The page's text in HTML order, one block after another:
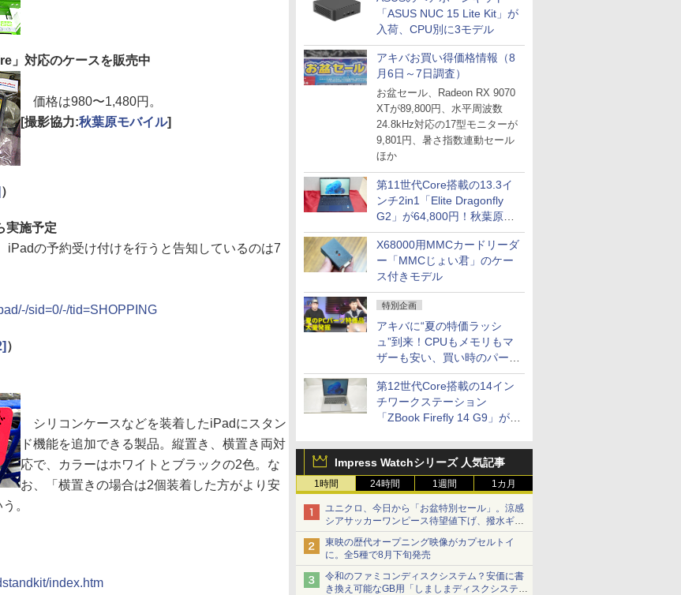
「ASUS NUC 15 Lite Kit」が
入荷、CPU別に3モデル
アキバお買い得価格情報（8
月6日～7日調査）
お盆セール、Radeon RX 9070
XTが89,800円、水平周波数
24.8kHz対応の17型モニターが
9,801円、暑さ指数連動セール
ほか
第11世代Core搭載の13.3イ
ンチ2in1「Elite Dragonfly
G2」が64,800円！秋葉原で
中古PCセール
X68000用MMCカードリーダ
ー「MMCじょい君」のケー
ス付きモデル
特別企画
アキバに“夏の特価ラッシ
ュ”到来！CPUもメモリもマ
ザーも安い、買い時のパーツ
は？【8月7日(金)22時配信】
第12世代Core搭載の14イン
チワークステーション
「ZBook Firefly 14 G9」が
セール
Impress Watchシリーズ 人気記事
1時間 24時間 1週間 1カ月
ユニクロ、今日から「お盆特別セール」。涼感
シアサッカーワンピース待望値下げ、撥水ギア
ショーツは1990円に
東映の歴代オープニング映像がカプセルトイ
に。全5種で8月下旬発売
令和のファミコンディスクシステム？安価に書
き換え可能なGB用「しましまディスクシステ
」対応のケースを販売中
価格は980〜1,480円。
[撮影協力:秋葉原モバイル]
）
実施予定
の予約受け付けを行うと告知しているのは7
sid=0/-/tid=SHOPPING
）
シリコンケースなどを装着したiPadにスタン
ド機能を追加できる製品。縦置き、横置き両対
応で、カラーはホワイトとブラックの2色。な
お、「横置きの場合は2個装着した方がより安
。
index.htm